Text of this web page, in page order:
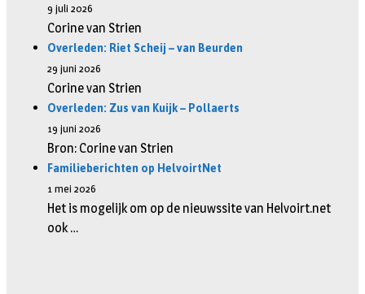
9 juli 2026
Corine van Strien
Overleden: Riet Scheij – van Beurden
29 juni 2026
Corine van Strien
Overleden: Zus van Kuijk – Pollaerts
19 juni 2026
Bron: Corine van Strien
Familieberichten op HelvoirtNet
1 mei 2026
Het is mogelijk om op de nieuwssite van Helvoirt.net
ook …